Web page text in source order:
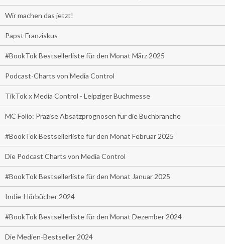
Wir machen das jetzt!
Papst Franziskus
#BookTok Bestsellerliste für den Monat März 2025
Podcast-Charts von Media Control
TikTok x Media Control - Leipziger Buchmesse
MC Folio: Präzise Absatzprognosen für die Buchbranche
#BookTok Bestsellerliste für den Monat Februar 2025
Die Podcast Charts von Media Control
#BookTok Bestsellerliste für den Monat Januar 2025
Indie-Hörbücher 2024
#BookTok Bestsellerliste für den Monat Dezember 2024
Die Medien-Bestseller 2024